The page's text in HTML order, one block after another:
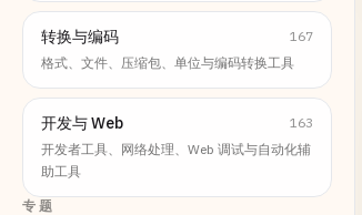
转换与编码
167
格式、文件、压缩包、单位与编码转换工具
开发与 Web
163
开发者工具、网络处理、Web 调试与自动化辅
助工具
专题